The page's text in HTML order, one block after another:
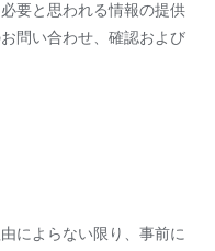
要と思われる情報の提供
問い合わせ、確認および
によらない限り、事前に